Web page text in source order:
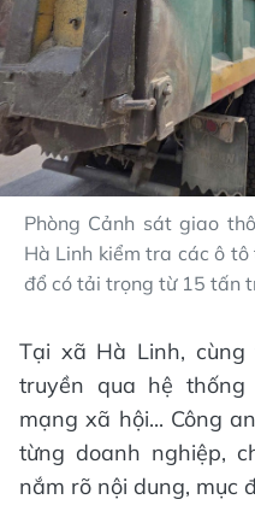
Phòng Cảnh sát giao
Hà Linh kiểm tra các ô
đổ có tải trọng từ 15 tấn
Tại xã Hà Linh,
truyền qua hệ
mạng xã hội... Công
từng doanh nghiệp,
nắm rõ nội dung, mục